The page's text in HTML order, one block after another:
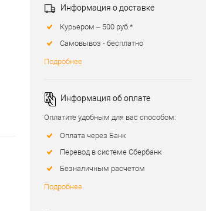
Информация о доставке
Курьером – 500 руб.*
Самовывоз - бесплатно
Подробнее
Информация об оплате
Оплатите удобным для вас способом:
Оплата через Банк
Перевод в системе Сбербанк
Безналичным расчетом
Подробнее